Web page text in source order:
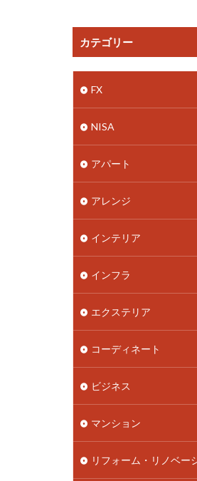
カテゴリー
FX
NISA
アパート
アレンジ
インテリア
インフラ
エクステリア
コーディネート
ビジネス
マンション
リフォーム・リノベー